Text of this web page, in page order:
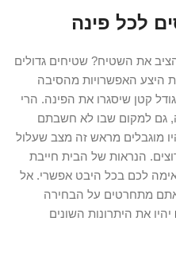
לכל פינה
את השטיח? שטיחים גדולים
היצע האפשרויות מהסיבה
קטן שיסגרו את הפינה. הרי
גם למקום שבו לא חשבתם
מוגבלים מראש זה מצב שעלול
הנראות של הבית חייבת
לכם בכל היבט אפשרי. אל
מתחרטים על הבחירה
יהיו את היתרונות השונים